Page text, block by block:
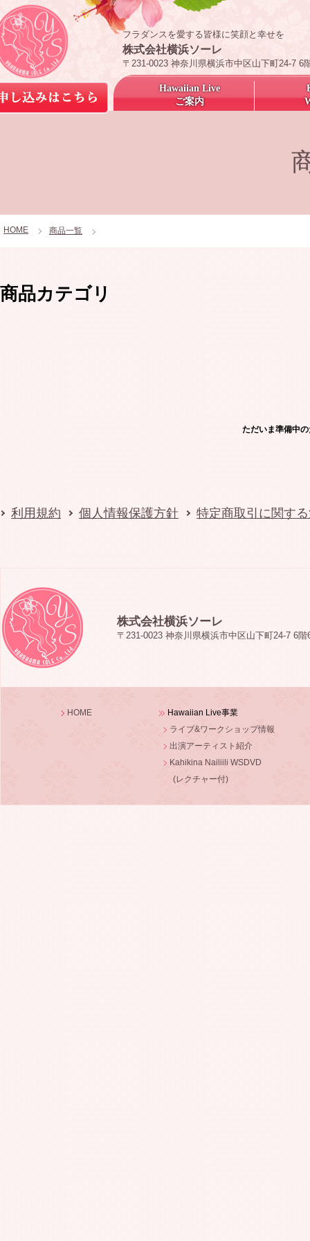
フラダンスを愛する皆様に笑顔と幸せを
株式会社横浜ソーレ
〒231-0023 神奈川県横浜市中区山下町24-7 6
Hawaiian Live
ご案内
HOME 商品一覧
商品カテゴリ
ただいま準備中
利用規約 個人情報保護方針 特定商取引に関す
株式会社横浜ソーレ
〒231-0023 神奈川県横浜市中区山下町24-7 6階
HOME
Hawaiian Live事業
ライブ&ワークショップ情報
出演アーティスト紹介
Kahikina Nailiili WSDVD
(レクチャー付)